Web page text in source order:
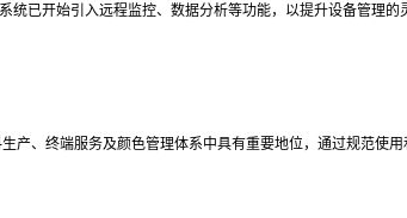
已开始引入远程监控、数据分析等功能，以提升设备管理的
、终端服务及颜色管理体系中具有重要地位，通过规范使